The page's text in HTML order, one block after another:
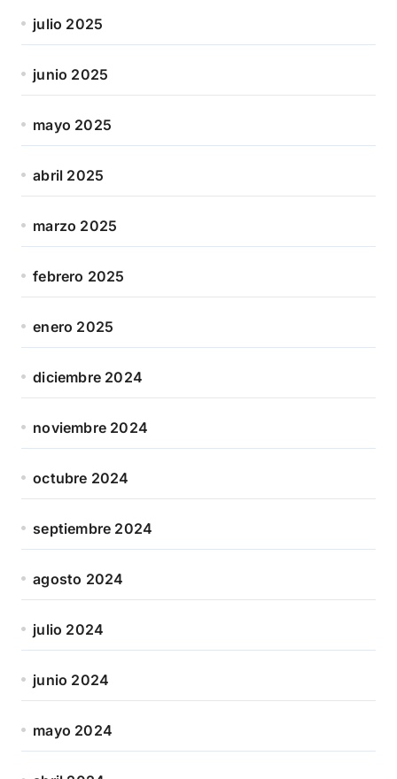
julio 2025
junio 2025
mayo 2025
abril 2025
marzo 2025
febrero 2025
enero 2025
diciembre 2024
noviembre 2024
octubre 2024
septiembre 2024
agosto 2024
julio 2024
junio 2024
mayo 2024